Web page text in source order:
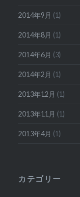
2014年9月 (1)
2014年8月 (1)
2014年6月 (3)
2014年2月 (1)
2013年12月 (1)
2013年11月 (1)
2013年4月 (1)
カテゴリー